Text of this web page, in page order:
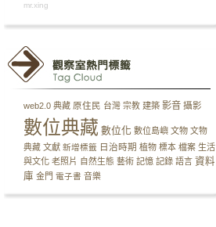
mr.xing
web2.0 典藏 原住民 台灣 宗教 建築 影音 攝影
數位典藏 數位化 數位島嶼 文物 文物
典藏 文獻 新增標籤 日治時期 植物 標本 檔案 生活
與文化 老照片 自然生態 藝術 記憶 記錄 語言 資料
庫 金門 電子書 音樂